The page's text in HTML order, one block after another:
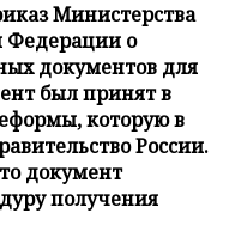
Министерства
Федерации о
документов для
был принят в
которую в
России.
документ
получения